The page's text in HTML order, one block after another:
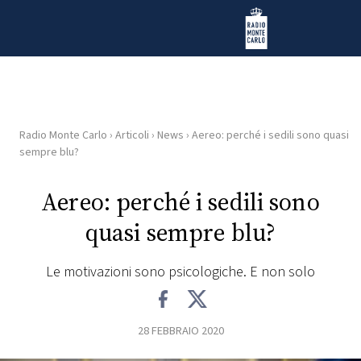
Radio Monte Carlo
HOME
RADIO
Radio Monte Carlo › Articoli › News › Aereo: perché i sedili sono quasi
sempre blu?
Aereo: perché i sedili sono
quasi sempre blu?
Le motivazioni sono psicologiche. E non solo
28 FEBBRAIO 2020